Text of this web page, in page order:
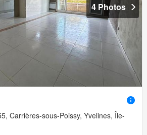
4 Photos
Carrières-sous-Poissy, Yvelines, Île-